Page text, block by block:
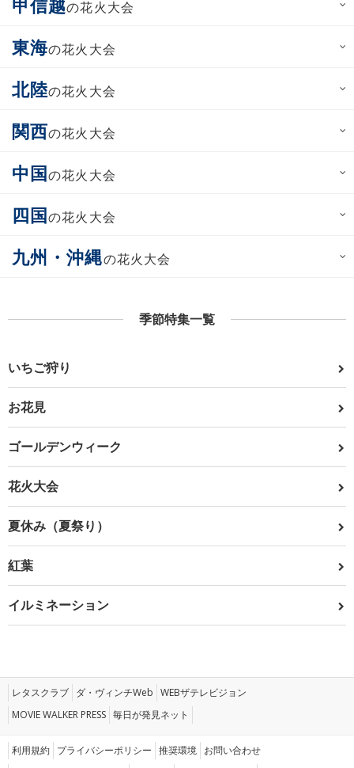
甲信越の花火大会
東海の花火大会
北陸の花火大会
関西の花火大会
中国の花火大会
四国の花火大会
九州・沖縄の花火大会
季節特集一覧
いちご狩り
お花見
ゴールデンウィーク
花火大会
夏休み（夏祭り）
紅葉
イルミネーション
レタスクラブ ダ・ヴィンチWeb WEBザテレビジョン
MOVIE WALKER PRESS 毎日が発見ネット
利用規約 プライバシーポリシー 推奨環境 お問い合わせ